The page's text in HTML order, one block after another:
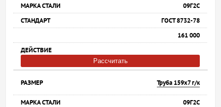
09Г2С
ГОСТ 8732-78
161 000
Рассчитать
Труба 159х7 г/к
09Г2С